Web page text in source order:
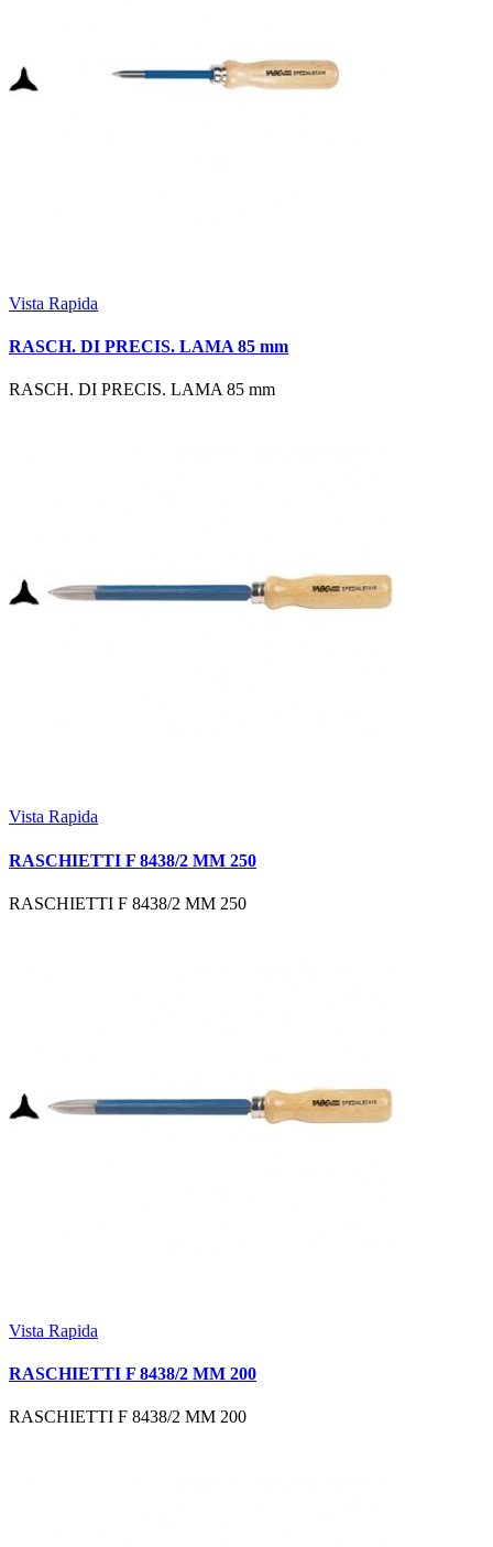
Vista Rapida
RASCH. DI PRECIS. LAMA 85 mm
RASCH. DI PRECIS. LAMA 85 mm
Vista Rapida
RASCHIETTI F 8438/2 MM 250
RASCHIETTI F 8438/2 MM 250
Vista Rapida
RASCHIETTI F 8438/2 MM 200
RASCHIETTI F 8438/2 MM 200